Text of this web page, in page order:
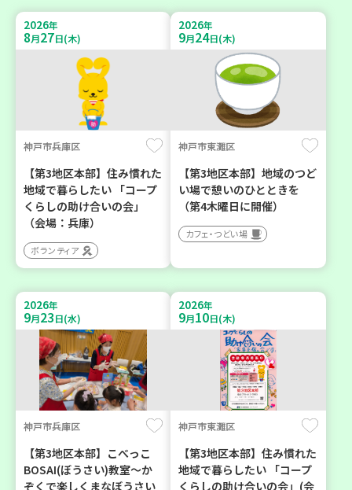
2026年
8月27日(木)
神戸市兵庫区
【第3地区本部】住み慣れた
地域で暮らしたい 「コープ
くらしの助け合いの会」
（会場：兵庫）
ボランティア
2026年
9月24日(木)
神戸市東灘区
【第3地区本部】地域のつど
い場で憩いのひとときを
（第4木曜日に開催）
カフェ・つどい場
2026年
9月23日(水)
神戸市兵庫区
【第3地区本部】こべっこ
BOSAI(ぼうさい)教室～か
ぞくで楽しくまなぼうさい
2026年
9月10日(木)
神戸市東灘区
【第3地区本部】住み慣れた
地域で暮らしたい 「コープ
くらしの助け合いの会」(会